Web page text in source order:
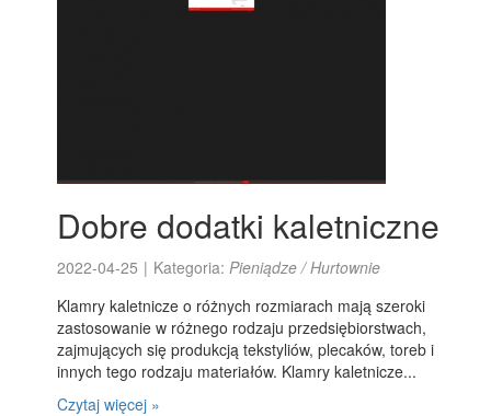
Dobre dodatki kaletniczne
2022-04-25 | Kategoria:Pieniądze / Hurtownie
Klamry kaletnicze o różnych rozmiarach mają szeroki
zastosowanie w różnego rodzaju przedsiębiorstwach,
zajmujących się produkcją tekstyliów, plecaków, toreb i
innych tego rodzaju materiałów. Klamry kaletnicze...
Czytaj więcej »